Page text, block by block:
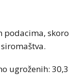
podacima, skoro
ugroženih: 30,3